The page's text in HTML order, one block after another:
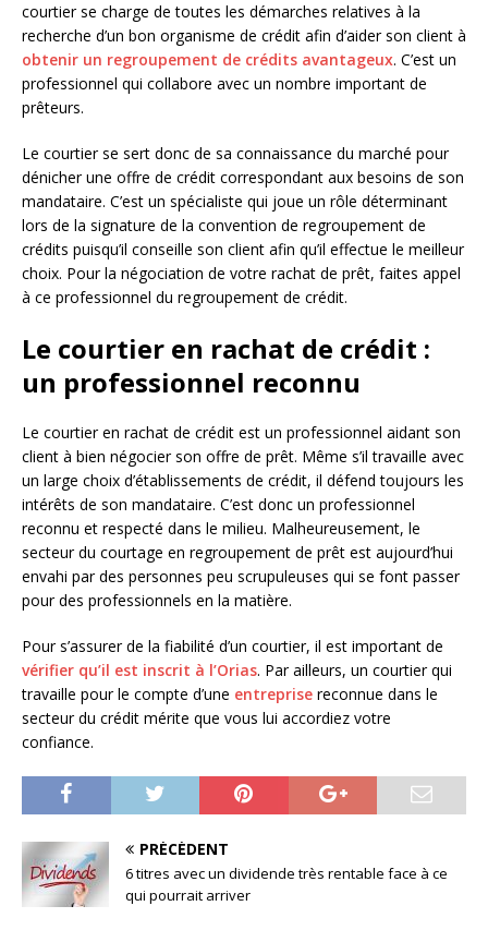
courtier se charge de toutes les démarches relatives à la
recherche d’un bon organisme de crédit afin d’aider son client à
obtenir un regroupement de crédits avantageux. C’est un
professionnel qui collabore avec un nombre important de
prêteurs.
Le courtier se sert donc de sa connaissance du marché pour
dénicher une offre de crédit correspondant aux besoins de son
mandataire. C’est un spécialiste qui joue un rôle déterminant
lors de la signature de la convention de regroupement de
crédits puisqu’il conseille son client afin qu’il effectue le meilleur
choix. Pour la négociation de votre rachat de prêt, faites appel
à ce professionnel du regroupement de crédit.
Le courtier en rachat de crédit :
un professionnel reconnu
Le courtier en rachat de crédit est un professionnel aidant son
client à bien négocier son offre de prêt. Même s’il travaille avec
un large choix d’établissements de crédit, il défend toujours les
intérêts de son mandataire. C’est donc un professionnel
reconnu et respecté dans le milieu. Malheureusement, le
secteur du courtage en regroupement de prêt est aujourd’hui
envahi par des personnes peu scrupuleuses qui se font passer
pour des professionnels en la matière.
Pour s’assurer de la fiabilité d’un courtier, il est important de
vérifier qu’il est inscrit à l’Orias. Par ailleurs, un courtier qui
travaille pour le compte d’une entreprise reconnue dans le
secteur du crédit mérite que vous lui accordiez votre
confiance.
PRÉCÉDENT
6 titres avec un dividende très rentable face à ce
qui pourrait arriver